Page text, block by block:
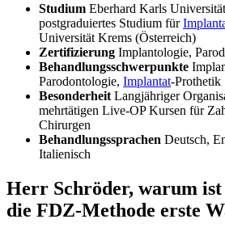
Studium Eberhard Karls
postgraduiertes Studium für
Universität Krems (Österreich)
Zertifizierung Implantologie,
Behandlungsschwerpunkte
Parodontologie, Implantat-Prothetik
Besonderheit Langjähriger
mehrtätigen Live-OP Kursen für
Chirurgen
Behandlungssprachen Deutsch,
Italienisch
Herr Schröder, warum ist
die FDZ-Methode erste